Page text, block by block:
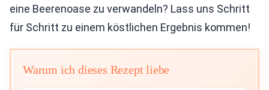
eine Beerenoase zu verwandeln? Lass uns Schritt
für Schritt zu einem köstlichen Ergebnis kommen!
Warum ich dieses Rezept liebe